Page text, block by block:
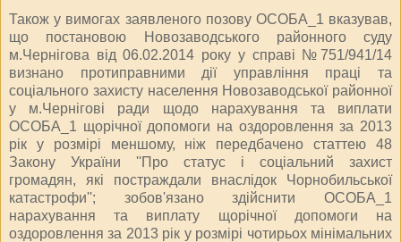
Також у вимогах заявленого позову ОСОБА_1 вказував,
що постановою Новозаводського районного суду
м.Чернігова від 06.02.2014 року у справі №751/941/14
визнано протиправними дії управління праці та
соціального захисту населення Новозаводської районної
у м.Чернігові ради щодо нарахування та виплати
ОСОБА_1 щорічної допомоги на оздоровлення за 2013
рік у розмірі меншому, ніж передбачено статтею 48
Закону України ''Про статус і соціальний захист
громадян, які постраждали внаслідок Чорнобильської
катастрофи''; зобов'язано здійснити ОСОБА_1
нарахування та виплату щорічної допомоги на
оздоровлення за 2013 рік у розмірі чотирьох мінімальних